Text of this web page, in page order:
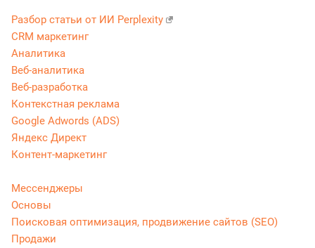
Разбор статьи от ИИ Perplexity
CRM маркетинг
Аналитика
Веб-аналитика
Веб-разработка
Контекстная реклама
Google Adwords (ADS)
Яндекс Директ
Контент-маркетинг
Мессенджеры
Основы
Поисковая оптимизация, продвижение сайтов (SEO)
Продажи